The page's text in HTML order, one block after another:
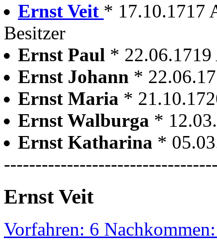
Ernst Veit * 17.10.1717
Besitzer
Ernst Paul * 22.06.1719
Ernst Johann *
Ernst Maria *
Ernst Walburga *
Ernst Katharina *
Ernst Veit
Vorfahren: 6